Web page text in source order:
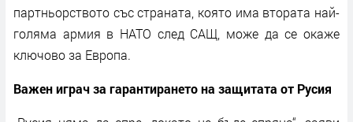
партньорството със страната, която има втората най-
голяма армия в НАТО след САЩ, може да се окаже
ключово за Европа.
Важен играч за гарантирането на защитата от Русия